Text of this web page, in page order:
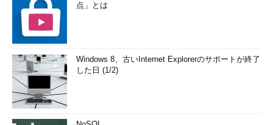
点」とは
Windows 8、古いInternet Explorerのサポートが終了
した日 (1/2)